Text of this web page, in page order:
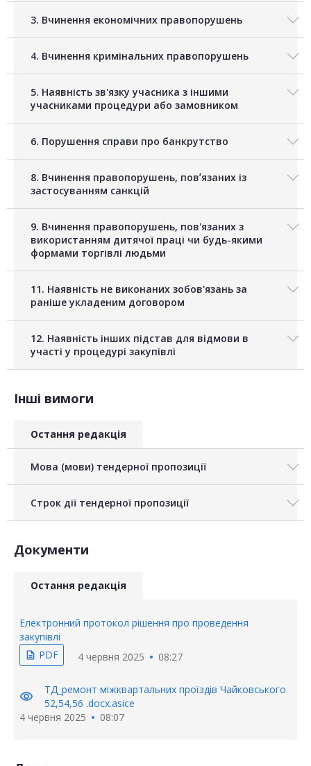
3. Вчинення економічних правопорушень
4. Вчинення кримінальних правопорушень
5. Наявність зв'язку учасника з іншими
учасниками процедури або замовником
6. Порушення справи про банкрутство
8. Вчинення правопорушень, повʼязаних із
застосуванням санкцій
9. Вчинення правопорушень, пов'язаних з
використанням дитячої праці чи будь-якими
формами торгівлі людьми
11. Наявність не виконаних зобов'язань за
раніше укладеним договором
12. Наявність інших підстав для відмови в
участі у процедурі закупівлі
Інші вимоги
Остання редакція
Мова (мови) тендерної пропозиції
Строк дії тендерної пропозиції
Документи
Остання редакція
Електронний протокол рішення про проведення
закупівлі
description PDF 4 червня 2025 08:27
visibility
ТД_ремонт міжквартальних проїздів Чайковського
52,54,56 .docx.asice
4 червня 2025
08:07